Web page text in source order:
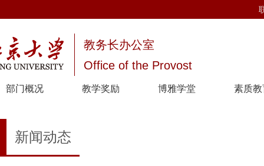
教务长办公室
Office of the Provost
部门概况 教学奖励 博雅学堂 素质教
新闻动态